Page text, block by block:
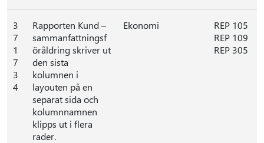
3
7
1
7
3
4
Rapporten Kund –
sammanfattningsf
öråldring skriver ut
den sista
kolumnen i
layouten på en
separat sida och
kolumnnamnen
klipps ut i flera
rader.
Ekonomi
REP 105
REP 109
REP 305